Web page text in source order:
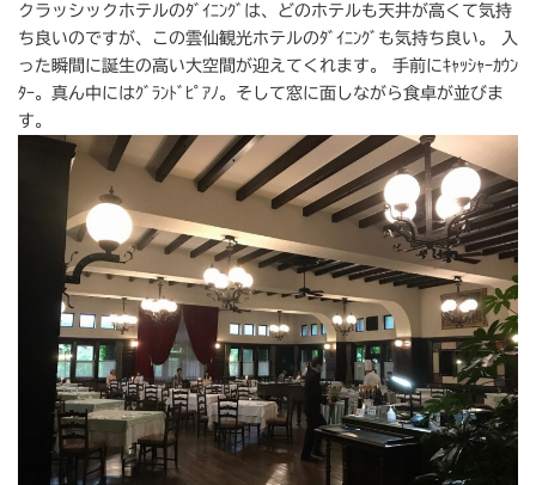
クラッシックホテルのﾀﾞｲﾆﾝｸﾞは、どのホテルも天井が高くて気持
ち良いのですが、この雲仙観光ホテルのﾀﾞｲﾆﾝｸﾞも気持ち良い。 入
った瞬間に誕生の高い大空間が迎えてくれます。 手前にｷｬｯｼｬｰｶｳﾝ
ﾀｰ。真ん中にはｸﾞﾗﾝﾄﾞﾋﾟｱﾉ。そして窓に面しながら食卓が並びま
す。